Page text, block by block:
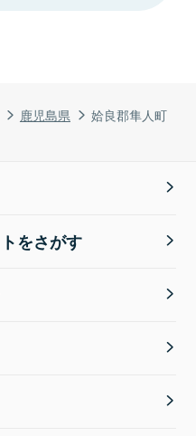
鹿児島県 姶良郡隼人町
をさがす